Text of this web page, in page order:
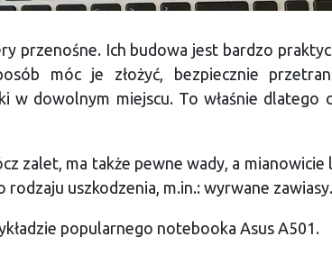
przenośne. Ich budowa jest bardzo
móc je złożyć, bezpiecznie
w dowolnym miejscu. To właśnie dlatego
zalet, ma także pewne wady, a mianowicie
rodzaju uszkodzenia, m.in.: wyrwane zawiasy.
popularnego notebooka Asus A501.